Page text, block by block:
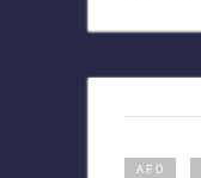
AFD